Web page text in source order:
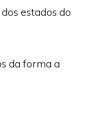
estados do
da forma a